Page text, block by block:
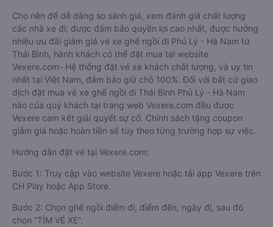
Cho nên để dễ dàng so sánh giá, xem đánh giá chất lượng
các nhà xe đi, được đảm bảo quyền lợi cao nhất, được hưởng
nhiều ưu đãi giảm giá vé xe ghế ngồi đi Phủ Lý - Hà Nam từ
Thái Bình, hành khách có thể đặt mua tại website
Vexere.com- Hệ thống đặt vé xe khách chất lượng, và uy tín
nhất tại Việt Nam, đảm bảo giữ chỗ 100%. Đối với bất cứ giao
dịch đặt mua vé xe ghế ngồi đi Thái Bình Phủ Lý - Hà Nam
nào của quý khách tại trang web Vexere.com đều được
Vexere cam kết giải quyết sự cố. Chính sách tặng coupon
giảm giá hoặc hoàn tiền sẽ tùy theo từng trường hợp sự việc.
Hướng dẫn đặt vé tại Vexere.com:
Bước 1: Truy cập vào website Vexere hoặc tải app Vexere trên
CH Play hoặc App Store.
Bước 2: Chọn ghế ngồi điểm đi, điểm đến, ngày đi, sau đó
chọn “TÌM VÉ XE”.